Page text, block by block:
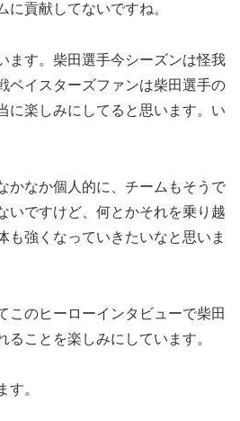
に貢献してないですね。
ます。柴田選手今シーズンは怪我
ベイスターズファンは柴田選手の
に楽しみにしてると思います。い
かなか個人的に、チームもそうで
いですけど、何とかそれを乗り越
も強くなっていきたいなと思いま
このヒーローインタビューで柴田
ることを楽しみにしています。
す。